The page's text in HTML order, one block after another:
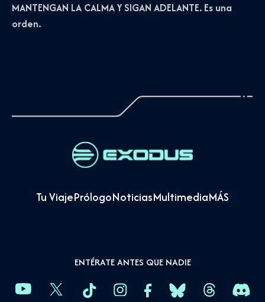
MANTENGAN LA CALMA Y SIGAN ADELANTE. Es una
orden.
Tu ViajePrólogoNoticiasMultimediaMÁS
ENTÉRATE ANTES QUE NADIE